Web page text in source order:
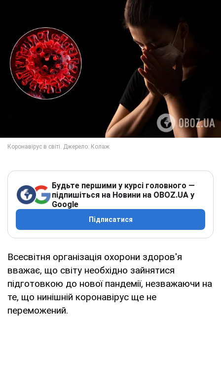
Будьте першими у курсі головного —
підпишіться на Новини на OBOZ.UA у
Google
Підписатися
Всесвітня організація охорони здоров'я
вважає, що світу необхідно зайнятися
підготовкою до нової пандемії, незважаючи на
те, що нинішній коронавірус ще не
переможений.